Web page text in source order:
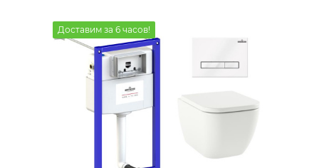
Доставим за 6 часов!